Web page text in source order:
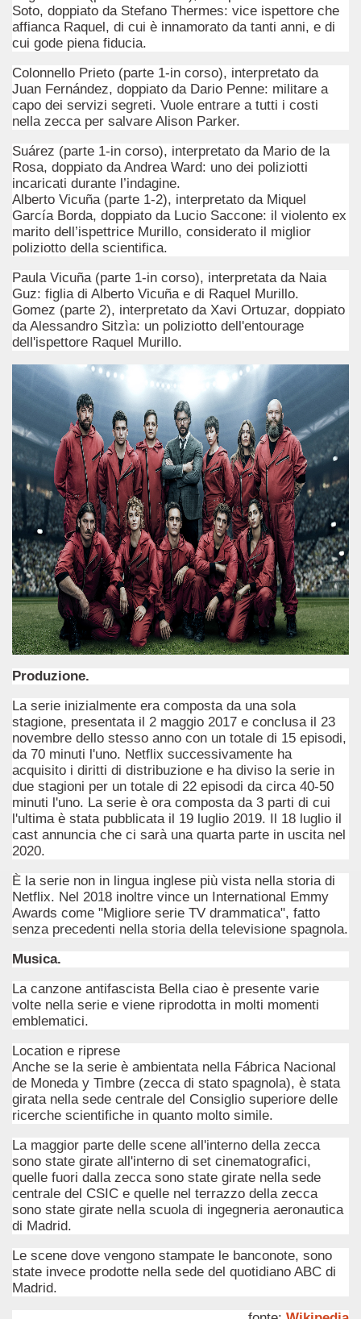
Soto, doppiato da Stefano Thermes: vice ispettore che
affianca Raquel, di cui è innamorato da tanti anni, e di
cui gode piena fiducia.
Colonnello Prieto (parte 1-in corso), interpretato da
Juan Fernández, doppiato da Dario Penne: militare a
capo dei servizi segreti. Vuole entrare a tutti i costi
nella zecca per salvare Alison Parker.
Suárez (parte 1-in corso), interpretato da Mario de la
Rosa, doppiato da Andrea Ward: uno dei poliziotti
incaricati durante l’indagine.
Alberto Vicuña (parte 1-2), interpretato da Miquel
García Borda, doppiato da Lucio Saccone: il violento ex
marito dell’ispettrice Murillo, considerato il miglior
poliziotto della scientifica.
Paula Vicuña (parte 1-in corso), interpretata da Naia
Guz: figlia di Alberto Vicuña e di Raquel Murillo.
Gomez (parte 2), interpretato da Xavi Ortuzar, doppiato
da Alessandro Sitzìa: un poliziotto dell'entourage
dell'ispettore Raquel Murillo.
Produzione.
La serie inizialmente era composta da una sola
stagione, presentata il 2 maggio 2017 e conclusa il 23
novembre dello stesso anno con un totale di 15 episodi,
da 70 minuti l'uno. Netflix successivamente ha
acquisito i diritti di distribuzione e ha diviso la serie in
due stagioni per un totale di 22 episodi da circa 40-50
minuti l'uno. La serie è ora composta da 3 parti di cui
l'ultima è stata pubblicata il 19 luglio 2019. Il 18 luglio il
cast annuncia che ci sarà una quarta parte in uscita nel
2020.
È la serie non in lingua inglese più vista nella storia di
Netflix. Nel 2018 inoltre vince un International Emmy
Awards come "Migliore serie TV drammatica", fatto
senza precedenti nella storia della televisione spagnola.
Musica.
La canzone antifascista Bella ciao è presente varie
volte nella serie e viene riprodotta in molti momenti
emblematici.
Location e riprese
Anche se la serie è ambientata nella Fábrica Nacional
de Moneda y Timbre (zecca di stato spagnola), è stata
girata nella sede centrale del Consiglio superiore delle
ricerche scientifiche in quanto molto simile.
La maggior parte delle scene all'interno della zecca
sono state girate all'interno di set cinematografici,
quelle fuori dalla zecca sono state girate nella sede
centrale del CSIC e quelle nel terrazzo della zecca
sono state girate nella scuola di ingegneria aeronautica
di Madrid.
Le scene dove vengono stampate le banconote, sono
state invece prodotte nella sede del quotidiano ABC di
Madrid.
un film di Oliver Stone che smuove lo spettatore.
commedia che fa anche riflettere.
che si regge sulle spalle di Paola Cortellesi.
e visiva eccellente per un documentario educativo di
una commedia che aiuta a riflettere.
Se Ti Piacciono nel mese di Giugno 2015.
dell'arte.
divo, ha due mogli ed è ambizioso.
svolge la duplice funzione di intrattenere con grande
Se Ti Piacciono nel mese di Agosto 2015.
Se Ti Piacciono nel mese di Settembre 2015.
Se Ti Piacciono nel mese di Ottobre 2015
Se Ti Piacciono nel mese di Novembre 2015.
Se Ti Piacciono nel mese di Dicembre 2015.
della storia americana e del mito della frontiera.